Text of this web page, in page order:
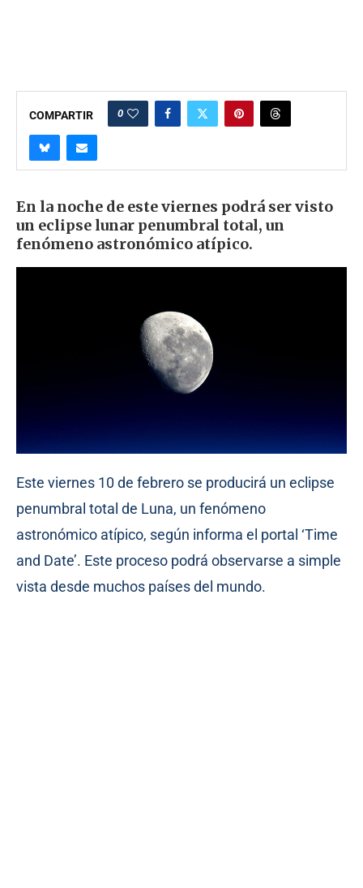
COMPARTIR 0
En la noche de este viernes podrá ser visto
un eclipse lunar penumbral total, un
fenómeno astronómico atípico.
Este viernes 10 de febrero se producirá un eclipse
penumbral total de Luna, un fenómeno
astronómico atípico, según informa el portal ‘Time
and Date’. Este proceso podrá observarse a simple
vista desde muchos países del mundo.